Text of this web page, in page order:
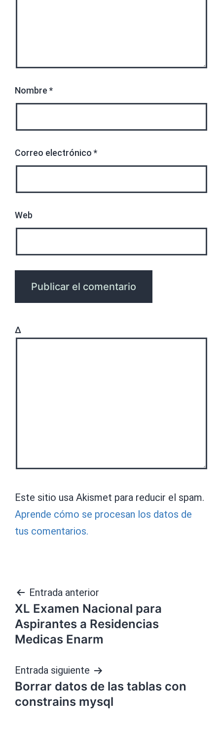
Nombre *
Correo electrónico *
Web
Δ
Este sitio usa Akismet para reducir el spam.
Aprende cómo se procesan los datos de
tus comentarios.
Navegación
de
entradas
Entrada anterior
XL Examen Nacional para
Aspirantes a Residencias
Medicas Enarm
Entrada siguiente
Borrar datos de las tablas con
constrains mysql